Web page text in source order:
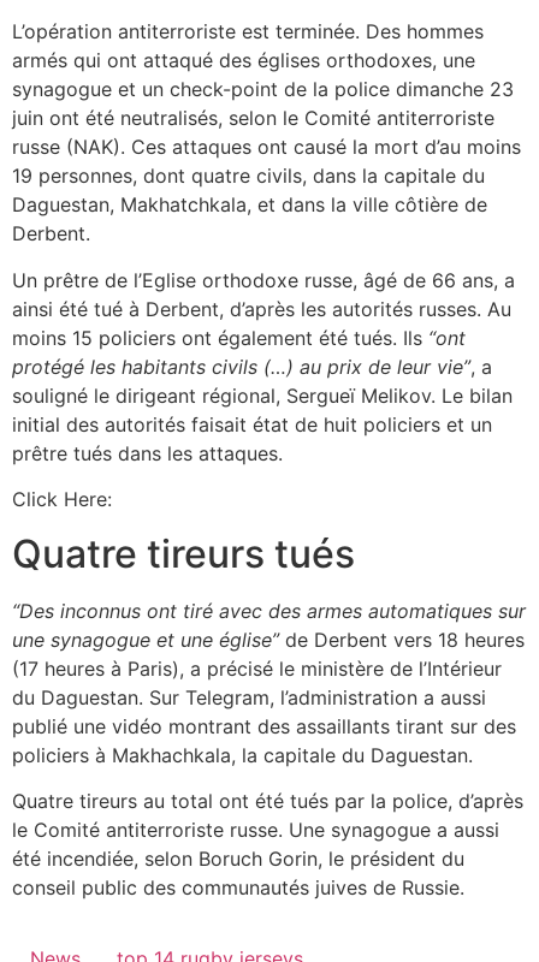
L’opération antiterroriste est terminée. Des hommes
armés qui ont attaqué des églises orthodoxes, une
synagogue et un check-point de la police dimanche 23
juin ont été neutralisés, selon le Comité antiterroriste
russe (NAK). Ces attaques ont causé la mort d’au moins
19 personnes, dont quatre civils, dans la capitale du
Daguestan, Makhatchkala, et dans la ville côtière de
Derbent.
Un prêtre de l’Eglise orthodoxe russe, âgé de 66 ans, a
ainsi été tué à Derbent, d’après les autorités russes. Au
moins 15 policiers ont également été tués. Ils “ont
protégé les habitants civils (…) au prix de leur vie”, a
souligné le dirigeant régional, Sergueï Melikov. Le bilan
initial des autorités faisait état de huit policiers et un
prêtre tués dans les attaques.
Click Here:
Quatre tireurs tués
“Des inconnus ont tiré avec des armes automatiques sur
une synagogue et une église”de Derbent vers 18 heures
(17 heures à Paris), a précisé le ministère de l’Intérieur
du Daguestan. Sur Telegram, l’administration a aussi
publié une vidéo montrant des assaillants tirant sur des
policiers à Makhachkala, la capitale du Daguestan.
Quatre tireurs au total ont été tués par la police, d’après
le Comité antiterroriste russe. Une synagogue a aussi
été incendiée, selon Boruch Gorin, le président du
conseil public des communautés juives de Russie.